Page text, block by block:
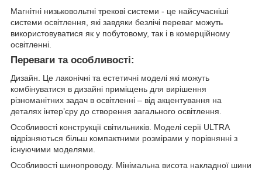
Магнітні низьковольтні трекові системи - це найсучасніші
системи освітлення, які завдяки безлічі переваг можуть
використовуватися як у побутовому, так і в комерційному
освітленні.
Переваги та особливості:
Дизайн. Це лаконічні та естетичні моделі які можуть
комбінуватися в дизайні приміщень для вирішення
різноманітних задач в освітленні – від акцентування на
деталях інтер’єру до створення загального освітлення.
Особливості конструкції світильників. Моделі серії ULTRA
відрізняються більш компактними розмірами у порівнянні з
існуючими моделями.
Особливості шинопроводу. Мінімальна висота накладної шини